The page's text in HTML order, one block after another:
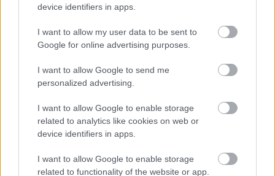
device identifiers in apps.
I want to allow my user data to be sent to
Google for online advertising purposes.
I want to allow Google to send me
personalized advertising.
I want to allow Google to enable storage
related to analytics like cookies on web or
device identifiers in apps.
I want to allow Google to enable storage
related to functionality of the website or app.
Szárazság